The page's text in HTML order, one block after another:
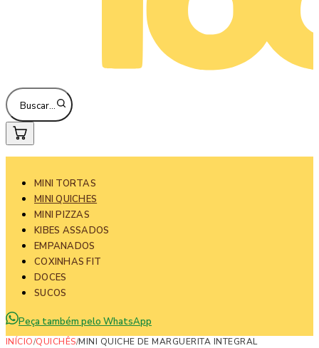
Buscar…
MINI TORTAS
MINI QUICHES
MINI PIZZAS
KIBES ASSADOS
EMPANADOS
COXINHAS FIT
DOCES
SUCOS
Peça também pelo WhatsApp
INÍCIO/QUICHÊS/MINI QUICHE DE MARGUERITA INTEGRAL